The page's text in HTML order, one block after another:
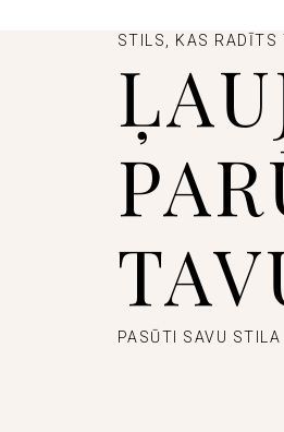
STILS, KAS RADĪTS
PASŪTI SAVU